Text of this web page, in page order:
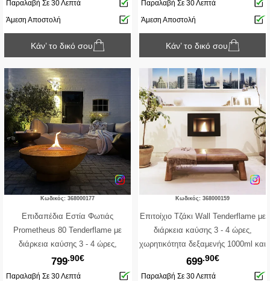
Παραλαβή Σε 30 Λεπτά
Άμεση Αποστολή
Κάν’ το δικό σου
Παραλαβή Σε 30 Λεπτά
Άμεση Αποστολή
Κάν’ το δικό σου
Κωδικός: 368000177
Επιδαπέδια Εστία Φωτιάς
Prometheus 80 Tenderflame με
διάρκεια καύσης 3 - 4 ώρες,
χωρητικότητα δεξαμενής 1000ml και
διαστάσεις 79.2x32.5cm
799.90€
Παραλαβή Σε 30 Λεπτά
Κωδικός: 368000159
Επιτοίχιο Tζάκι Wall Tenderflame με
διάρκεια καύσης 3 - 4 ώρες,
χωρητικότητα δεξαμενής 1000ml και
διαστάσεις 82x23x60cm - Black
699.90€
Παραλαβή Σε 30 Λεπτά